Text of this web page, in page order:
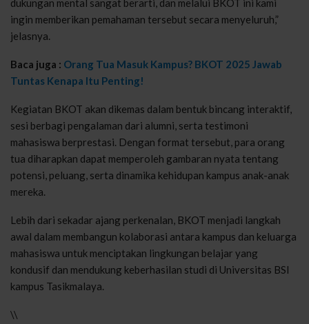
dukungan mental sangat berarti, dan melalui BKOT ini kami
ingin memberikan pemahaman tersebut secara menyeluruh,”
jelasnya.
Baca juga : Orang Tua Masuk Kampus? BKOT 2025 Jawab
Tuntas Kenapa Itu Penting!
Kegiatan BKOT akan dikemas dalam bentuk bincang interaktif,
sesi berbagi pengalaman dari alumni, serta testimoni
mahasiswa berprestasi. Dengan format tersebut, para orang
tua diharapkan dapat memperoleh gambaran nyata tentang
potensi, peluang, serta dinamika kehidupan kampus anak-anak
mereka.
Lebih dari sekadar ajang perkenalan, BKOT menjadi langkah
awal dalam membangun kolaborasi antara kampus dan keluarga
mahasiswa untuk menciptakan lingkungan belajar yang
kondusif dan mendukung keberhasilan studi di Universitas BSI
kampus Tasikmalaya.
\\